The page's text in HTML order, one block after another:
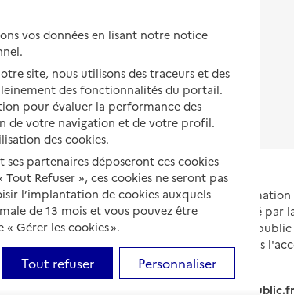
Fin de vie en EHPAD
Portail national d'information
et de leurs proches, créé par
et animé par le Service
partenaires engagés dans
leurs aidants.
service-public.fr
vos données en lisant notre notice
site, nous utilisons des traceurs et des
des fonctionnalités du portail.
pour évaluer la performance des
de votre navigation et de votre profil.
des cookies.
partenaires déposeront ces cookies
Refuser », ces cookies ne seront pas
l’implantation de cookies auxquels
de 13 mois et vous pouvez être
Gérer les cookies ».
Tout refuser Personnaliser